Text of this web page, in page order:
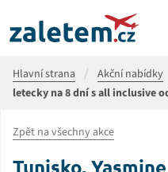
Hlavní strana Akční nabídky
letecky na 8 dní s all inclusive
Zpět na všechny akce
Tunisko,